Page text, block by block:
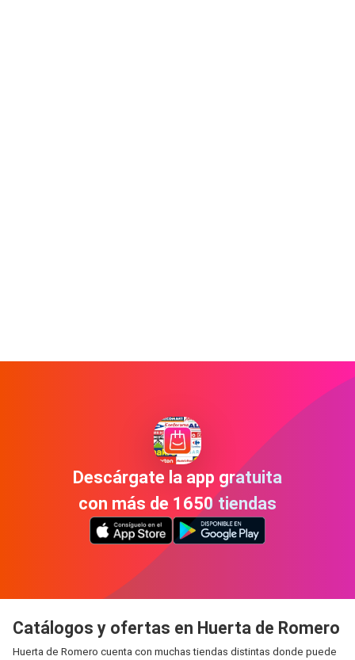
Descárgate la app gratuita
con más de 1650 tiendas
Catálogos y ofertas en Huerta de Romero
Huerta de Romero cuenta con muchas tiendas distintas donde puede